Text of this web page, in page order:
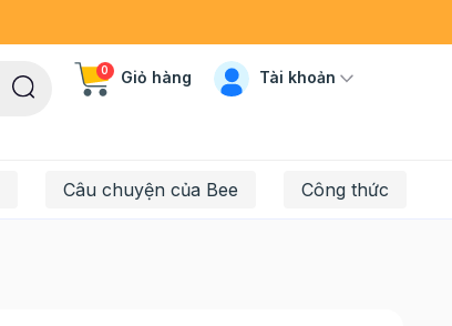
0 Giỏ hàng Tài khoản
Câu chuyện của Bee Công thức